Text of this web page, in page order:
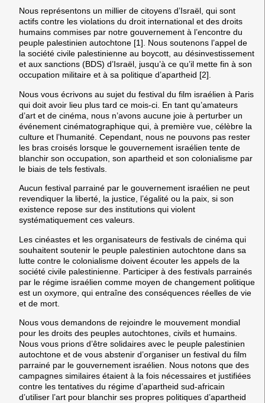
Nous représentons un millier de citoyens d’Israël, qui sont
actifs contre les violations du droit international et des droits
humains commises par notre gouvernement à l’encontre du
peuple palestinien autochtone [1]. Nous soutenons l’appel de
la société civile palestinienne au boycott, au désinvestissement
et aux sanctions (BDS) d’Israël, jusqu’à ce qu’il mette fin à son
occupation militaire et à sa politique d’apartheid [2].
Nous vous écrivons au sujet du festival du film israélien à Paris
qui doit avoir lieu plus tard ce mois-ci. En tant qu’amateurs
d’art et de cinéma, nous n’avons aucune joie à perturber un
événement cinématographique qui, à première vue, célèbre la
culture et l’humanité. Cependant, nous ne pouvons pas rester
les bras croisés lorsque le gouvernement israélien tente de
blanchir son occupation, son apartheid et son colonialisme par
le biais de tels festivals.
Aucun festival parrainé par le gouvernement israélien ne peut
revendiquer la liberté, la justice, l’égalité ou la paix, si son
existence repose sur des institutions qui violent
systématiquement ces valeurs.
Les cinéastes et les organisateurs de festivals de cinéma qui
souhaitent soutenir le peuple palestinien autochtone dans sa
lutte contre le colonialisme doivent écouter les appels de la
société civile palestinienne. Participer à des festivals parrainés
par le régime israélien comme moyen de changement politique
est un oxymore, qui entraîne des conséquences réelles de vie
et de mort.
Nous vous demandons de rejoindre le mouvement mondial
pour les droits des peuples autochtones, civils et humains.
Nous vous prions d’être solidaires avec le peuple palestinien
autochtone et de vous abstenir d’organiser un festival du film
parrainé par le gouvernement israélien. Nous notons que des
campagnes similaires étaient à la fois nécessaires et justifiées
contre les tentatives du régime d’apartheid sud-africain
d’utiliser l’art pour blanchir ses propres politiques d’apartheid